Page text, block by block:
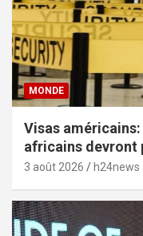
MONDE
Visas
africains devront
dollars
3 août 2026 h24news